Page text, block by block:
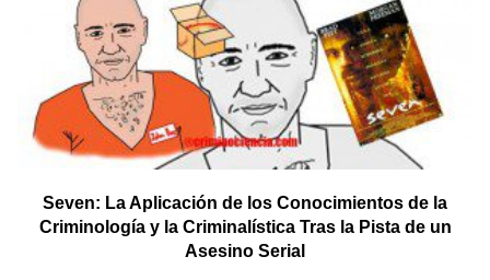
Seven: La Aplicación de los Conocimientos de la
Criminología y la Criminalística Tras la Pista de un
Asesino Serial